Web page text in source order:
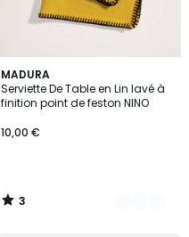
MADURA
Serviette De Table en Lin lavé à
finition point de feston NINO
10,00 €
3
/
5
3
Couleurs
3
/